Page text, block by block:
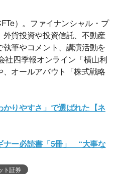
）。ファイナンシャル・プ
貨投資や投資信託、不動産
筆やコメント、講演活動を
社四季報オンライン「横山利
オールアバウト「株式戦略
りやすさ」で選ばれた【ネ
ー必読書「5冊」 “大事な
ト証券